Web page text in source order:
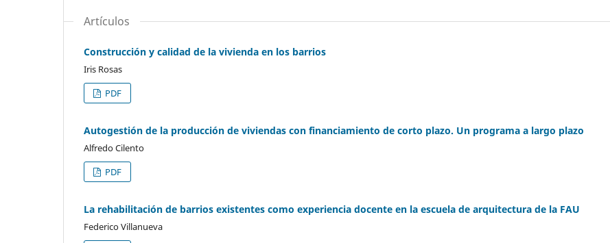
Artículos
Construcción y calidad de la vivienda en los barrios
Iris Rosas
PDF
Autogestión de la producción de viviendas con financiamiento de corto plazo. Un programa a largo plazo
Alfredo Cilento
PDF
La rehabilitación de barrios existentes como experiencia docente en la escuela de arquitectura de la FAU
Federico Villanueva